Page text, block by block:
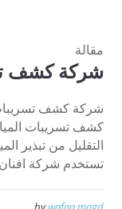
مقالة
شركة كشف
كشف تسريبات
التقليل من تبذير
تستخدم شركة